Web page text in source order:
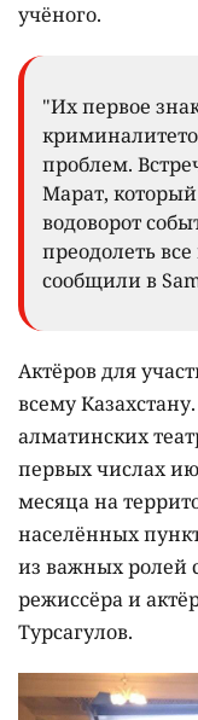
учёного.
"Их первое
проблем.
Марат,
водоворот
преодолеть
сообщили в
Актёров для
всему
алматинских
первых числах
месяца на
населённых
из важных ролей
режиссёра и
Турсагулов.